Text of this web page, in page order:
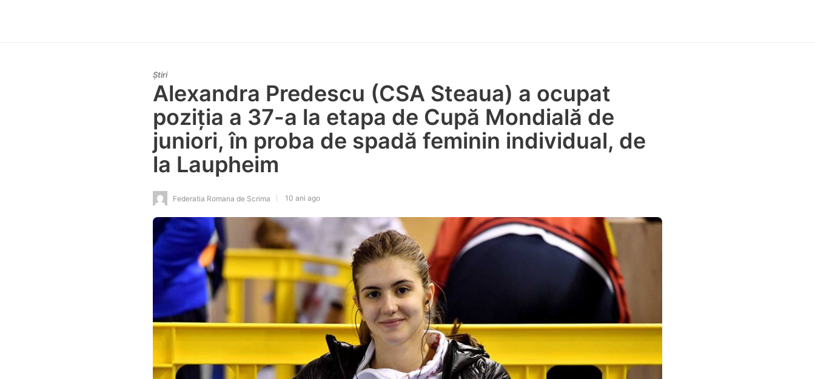
Știri
Alexandra Predescu (CSA Steaua) a ocupat
poziția a 37-a la etapa de Cupă Mondială de
juniori, în proba de spadă feminin individual, de
la Laupheim
Federatia Romana de Scrima 10 ani ago